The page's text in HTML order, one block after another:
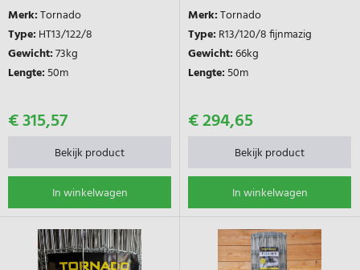
Merk:Tornado
Type: HT13/122/8
Gewicht:73kg
Lengte: 50m
€ 315,57
Bekijk product
In winkelwagen
Merk:Tornado
Type: R13/120/8 fijnmazig
Gewicht:66kg
Lengte: 50m
€ 294,65
Bekijk product
In winkelwagen